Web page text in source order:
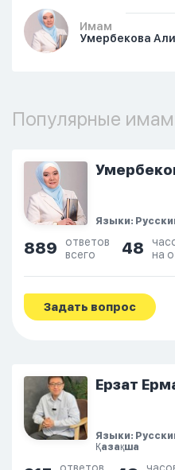
Имам
Умербекова
Популярные
Языки:
889
ответов
всего
48
на
Задать вопрос
Ерзат
Языки:
Қазақша